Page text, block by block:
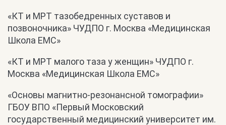
«КТ и МРТ тазобедренных суставов и
позвоночника» ЧУДПО г. Москва «Медицинская
Школа ЕМС»
«КТ и МРТ малого таза у женщин» ЧУДПО г.
Москва «Медицинская Школа ЕМС»
«Основы магнитно-резонансной томографии»
ГБОУ ВПО «Первый Московский
государственный медицинский университет им.